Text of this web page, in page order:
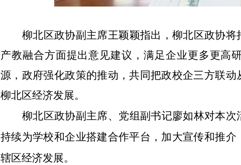
柳北区政协副主席王颖颖指出， 柳北区政协将
产教融合方面提出意见建议，满足企业更多更高
源，政府强化政策的推动，共同把政校企三方联
柳北区经济发展。
柳北区政协副主席、党组副书记廖如林对本
持续为学校和企业搭建合作平台，加大宣传和推
辖区经济发展。